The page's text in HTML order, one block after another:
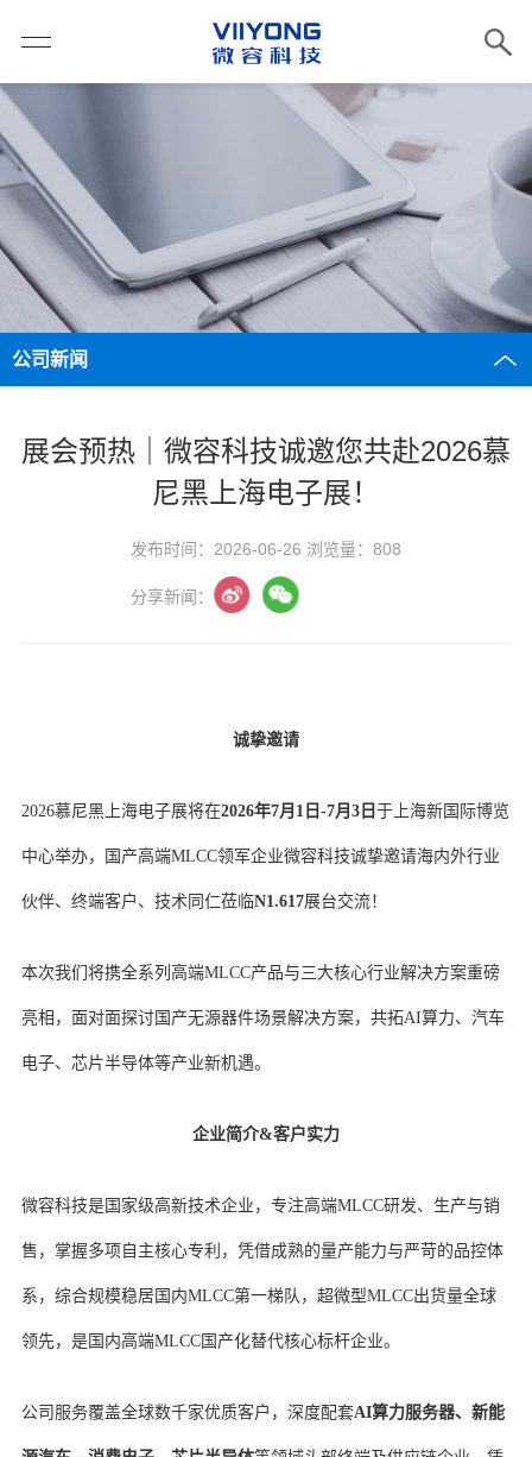
公司新闻
展会预热｜微容科技诚邀您共赴2026慕
尼黑上海电子展！
发布时间：2026-06-26 浏览量：808
分享新闻：
诚挚邀请
2026慕尼黑上海电子展将在2026年7月1日-7月3日 于上海新国际博览
中心举办，国产高端MLCC领军企业微容科技诚挚邀请海内外行业
伙伴、终端客户、技术同仁莅临N1.617展台交流！
本次我们将携全系列高端MLCC产品与三大核心行业解决方案重磅
亮相，面对面探讨国产无源器件场景解决方案，共拓AI算力、汽车
电子、芯片半导体等产业新机遇。
企业简介&客户实力
微容科技是国家级高新技术企业，专注高端MLCC研发、生产与销
售，掌握多项自主核心专利，凭借成熟的量产能力与严苛的品控体
系，综合规模稳居国内MLCC第一梯队，超微型MLCC出货量全球
领先，是国内高端MLCC国产化替代核心标杆企业。
公司服务覆盖全球数千家优质客户，深度配套AI算力服务器、新能